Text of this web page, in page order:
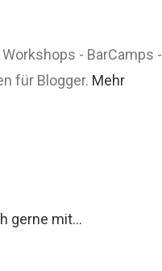
- BarCamps -
für Blogger. Mehr
gerne mit...